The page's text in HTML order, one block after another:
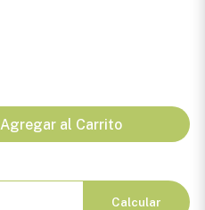
Agregar al Carrito
Calcular